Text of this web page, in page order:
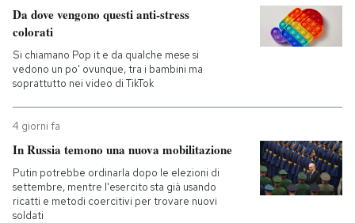
Da dove vengono questi anti-stress
colorati
Si chiamano Pop it e da qualche mese si
vedono un po' ovunque, tra i bambini ma
soprattutto nei video di TikTok
4 giorni fa
In Russia temono una nuova mobilitazione
Putin potrebbe ordinarla dopo le elezioni di
settembre, mentre l'esercito sta già usando
ricatti e metodi coercitivi per trovare nuovi
soldati